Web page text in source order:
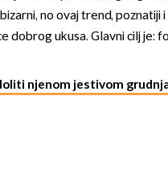
no ovaj trend, poznatiji
dobrog ukusa. Glavni cilj je:
njenom jestivom